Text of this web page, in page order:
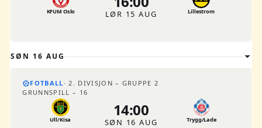
KFUM Oslo LØR 15 AUG Lillestrom
SØN 16 AUG
FOTBALL
2. DIVISJON – GRUPPE 2
GRUNNSPILL – 16
Ull/Kisa
14:00
SØN 16 AUG Trygg/Lade